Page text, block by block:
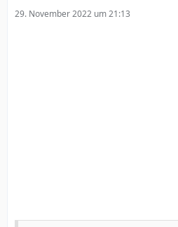
29. November 2022 um 21:13